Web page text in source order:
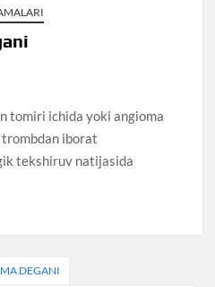
tomiri ichida yoki angioma
trombdan iborat
tekshiruv natijasida
DEGANI